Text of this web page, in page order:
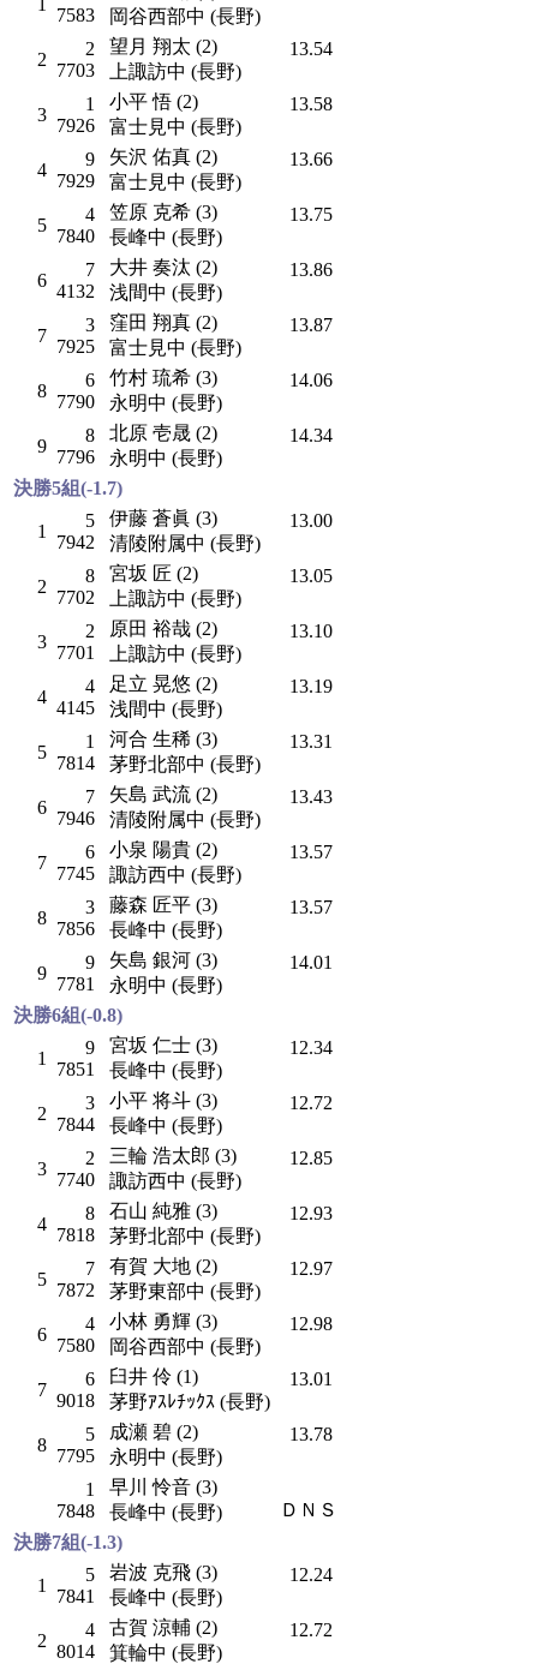
7583
岡谷西部中 (長野)
2
2
7703
望月 翔太 (2)
上諏訪中 (長野)
13.54
3
1
7926
小平 悟 (2)
富士見中 (長野)
13.58
4
9
7929
矢沢 佑真 (2)
富士見中 (長野)
13.66
5
4
7840
笠原 克希 (3)
長峰中 (長野)
13.75
6
7
4132
大井 奏汰 (2)
浅間中 (長野)
13.86
7
3
7925
窪田 翔真 (2)
富士見中 (長野)
13.87
8
6
7790
竹村 琉希 (3)
永明中 (長野)
14.06
9
8
7796
北原 壱晟 (2)
永明中 (長野)
14.34
決勝5組(-1.7)
1
5
7942
伊藤 蒼眞 (3)
清陵附属中 (長野)
13.00
2
8
7702
宮坂 匠 (2)
上諏訪中 (長野)
13.05
3
2
7701
原田 裕哉 (2)
上諏訪中 (長野)
13.10
4
4
4145
足立 晃悠 (2)
浅間中 (長野)
13.19
5
1
7814
河合 生稀 (3)
茅野北部中 (長野)
13.31
6
7
7946
矢島 武流 (2)
清陵附属中 (長野)
13.43
7
6
7745
小泉 陽貴 (2)
諏訪西中 (長野)
13.57
8
3
7856
藤森 匠平 (3)
長峰中 (長野)
13.57
9
9
7781
矢島 銀河 (3)
永明中 (長野)
14.01
決勝6組(-0.8)
1
9
7851
宮坂 仁士 (3)
長峰中 (長野)
12.34
2
3
7844
小平 将斗 (3)
長峰中 (長野)
12.72
3
2
7740
三輪 浩太郎 (3)
諏訪西中 (長野)
12.85
4
8
7818
石山 純雅 (3)
茅野北部中 (長野)
12.93
5
7
7872
有賀 大地 (2)
茅野東部中 (長野)
12.97
6
4
7580
小林 勇輝 (3)
岡谷西部中 (長野)
12.98
7
6
9018
臼井 伶 (1)
茅野ｱｽﾚﾁｯｸｽ (長野)
13.01
8
5
7795
成瀬 碧 (2)
永明中 (長野)
13.78
1
7848
早川 怜音 (3)
長峰中 (長野)
ＤＮＳ
決勝7組(-1.3)
1
5
7841
岩波 克飛 (3)
長峰中 (長野)
12.24
2
4
8014
古賀 涼輔 (2)
箕輪中 (長野)
12.72